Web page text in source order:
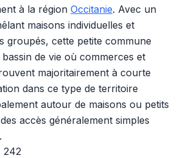
à la région Occitanie. Avec un
maisons individuelles et
groupés, cette petite commune
bassin de vie où commerces et
majoritairement à courte
dans ce type de territoire
autour de maisons ou petits
accès généralement simples
242